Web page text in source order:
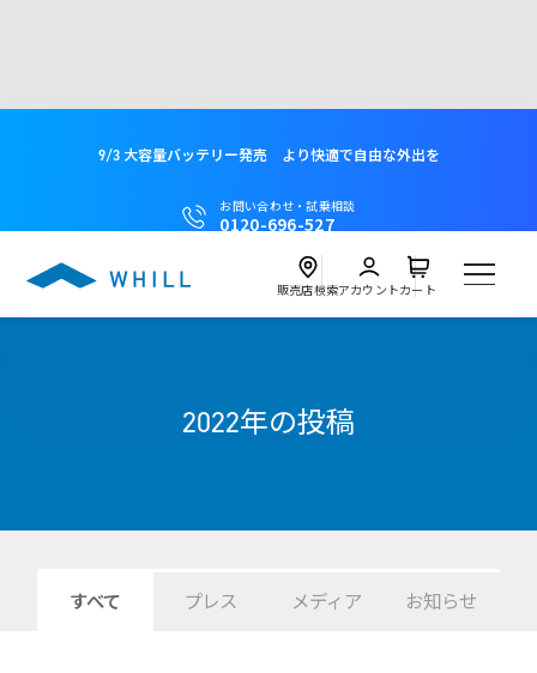
9/3 大容量バッテリー発売 より快適で自由な外出を
お問い合わせ・試乗相談
0120-696-527
レンタル
用途別に探すオンラインストア
販売店検索アカウントカート
2022年の投稿
すべて プレス メディア お知らせ